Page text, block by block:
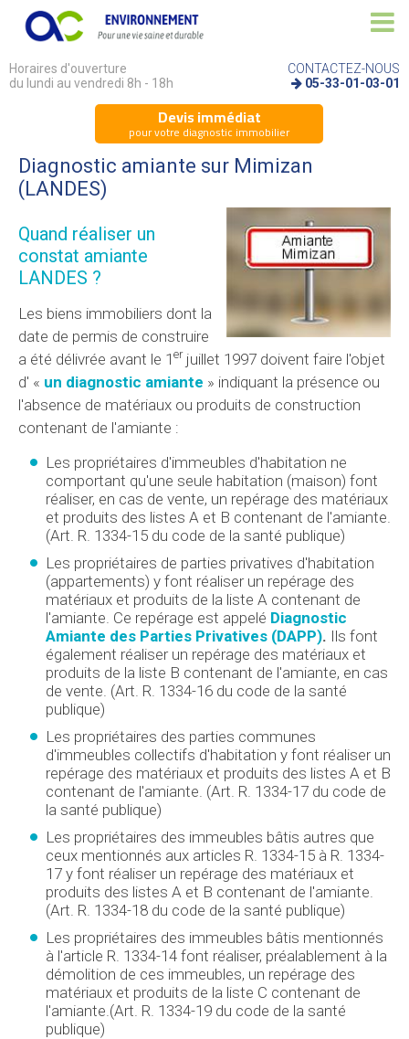
Horaires d'ouverture
du lundi au vendredi 8h - 18h
CONTACTEZ-NOUS
05-33-01-03-01
Devis immédiat
pour votre diagnostic immobilier
Diagnostic amiante sur Mimizan
(LANDES)
Quand réaliser un
constat amiante
LANDES ?
Les biens immobiliers dont la
date de permis de construire
a été délivrée avant le 1 erjuillet 1997 doivent faire l'objet
d' « un diagnostic amiante » indiquant la présence ou
l'absence de matériaux ou produits de construction
contenant de l'amiante :
Les propriétaires d'immeubles d'habitation ne
comportant qu'une seule habitation (maison) font
réaliser, en cas de vente, un repérage des matériaux
et produits des listes A et B contenant de l'amiante.
(Art. R. 1334-15 du code de la santé publique)
Les propriétaires de parties privatives d'habitation
(appartements) y font réaliser un repérage des
matériaux et produits de la liste A contenant de
l'amiante. Ce repérage est appelé Diagnostic
Amiante des Parties Privatives (DAPP). Ils font
également réaliser un repérage des matériaux et
produits de la liste B contenant de l'amiante, en cas
de vente. (Art. R. 1334-16 du code de la santé
publique)
Les propriétaires des parties communes
d'immeubles collectifs d'habitation y font réaliser un
repérage des matériaux et produits des listes A et B
contenant de l'amiante. (Art. R. 1334-17 du code de
la santé publique)
Les propriétaires des immeubles bâtis autres que
ceux mentionnés aux articles R. 1334-15 à R. 1334-
17 y font réaliser un repérage des matériaux et
produits des listes A et B contenant de l'amiante.
(Art. R. 1334-18 du code de la santé publique)
Les propriétaires des immeubles bâtis mentionnés
à l'article R. 1334-14 font réaliser, préalablement à la
démolition de ces immeubles, un repérage des
matériaux et produits de la liste C contenant de
l'amiante.(Art. R. 1334-19 du code de la santé
publique)